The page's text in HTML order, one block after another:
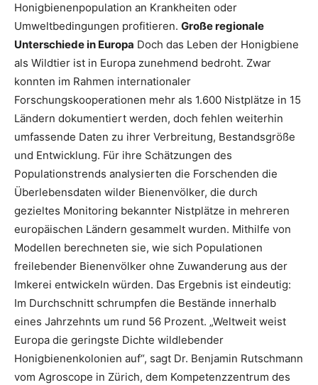
Honigbienenpopulation an Krankheiten oder
Umweltbedingungen profitieren. Große regionale
Unterschiede in Europa Doch das Leben der Honigbiene
als Wildtier ist in Europa zunehmend bedroht. Zwar
konnten im Rahmen internationaler
Forschungskooperationen mehr als 1.600 Nistplätze in 15
Ländern dokumentiert werden, doch fehlen weiterhin
umfassende Daten zu ihrer Verbreitung, Bestandsgröße
und Entwicklung. Für ihre Schätzungen des
Populationstrends analysierten die Forschenden die
Überlebensdaten wilder Bienenvölker, die durch
gezieltes Monitoring bekannter Nistplätze in mehreren
europäischen Ländern gesammelt wurden. Mithilfe von
Modellen berechneten sie, wie sich Populationen
freilebender Bienenvölker ohne Zuwanderung aus der
Imkerei entwickeln würden. Das Ergebnis ist eindeutig:
Im Durchschnitt schrumpfen die Bestände innerhalb
eines Jahrzehnts um rund 56 Prozent. „Weltweit weist
Europa die geringste Dichte wildlebender
Honigbienenkolonien auf“, sagt Dr. Benjamin Rutschmann
vom Agroscope in Zürich, dem Kompetenzzentrum des